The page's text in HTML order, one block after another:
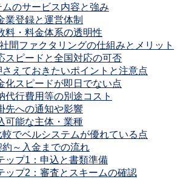
のサービス内容と強み
業登録と運営体制
料・料金体系の透明性
間ファクタリングの仕組みとメリット
スピードと全国対応の可否
えておきたいポイントと注意点
化スピードが即日でない点
代行費用等の別途コスト
先への通知や影響
可能な主体・業種
でベルシステムが優れている点
約～入金までの流れ
ップ1：申込と書類準備
ップ2：審査とスキームの確認